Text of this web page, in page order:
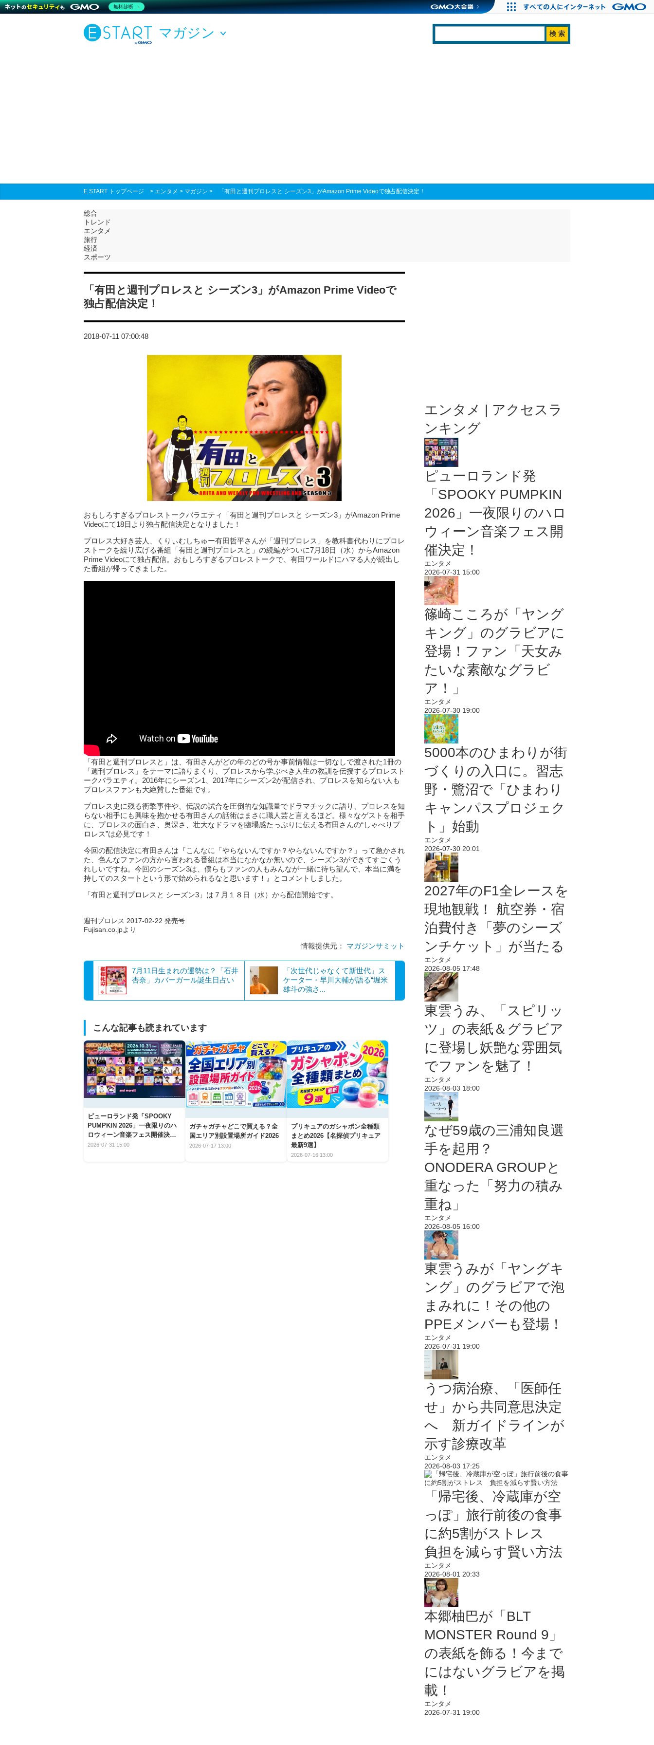
マガジン
E START トップページ > エンタメ > マガジン > 「有田と週刊プロレスと シーズン3」がAmazon Prime Videoで独占配信決定！
総合
トレンド
エンタメ
旅行
経済
スポーツ
「有田と週刊プロレスと シーズン3」がAmazon Prime Videoで
独占配信決定！
2018-07-11 07:00:48
おもしろすぎるプロレストークバラエティ「有田と週刊プロレスと シーズン3」がAmazon Prime
Videoにて18日より独占配信決定となりました！
プロレス大好き芸人、くりぃむしちゅー有田哲平さんが「週刊プロレス」を教科書代わりにプロレ
ストークを繰り広げる番組「有田と週刊プロレスと」の続編がついに7月18日（水）からAmazon
Prime Videoにて独占配信。おもしろすぎるプロレストークで、有田ワールドにハマる人が続出し
た番組が帰ってきました。
「有田と週刊プロレスと」は、有田さんがどの年のどの号か事前情報は一切なしで渡された1冊の
「週刊プロレス」をテーマに語りまくり、プロレスから学ぶべき人生の教訓を伝授するプロレスト
ークバラエティ。2016年にシーズン1、2017年にシーズン2が配信され、プロレスを知らない人も
プロレスファンも大絶賛した番組です。
プロレス史に残る衝撃事件や、伝説の試合を圧倒的な知識量でドラマチックに語り、プロレスを知
らない相手にも興味を抱かせる有田さんの話術はまさに職人芸と言えるほど。様々なゲストを相手
に、プロレスの面白さ、奥深さ、壮大なドラマを臨場感たっぷりに伝える有田さんの“しゃべりプ
ロレス”は必見です！
今回の配信決定に有田さんは『こんなに「やらないんですか？やらないんですか？」って急かされ
た、色んなファンの方から言われる番組は本当になかなか無いので、シーズン3ができてすごくう
れしいですね。今回のシーズン3は、僕らもファンの人もみんなが一緒に待ち望んで、本当に満を
持してのスタートという形で始められるなと思います！』とコメントしました。
「有田と週刊プロレスと シーズン3」は７月１８日（水）から配信開始です。
週刊プロレス 2017-02-22 発売号
Fujisan.co.jpより
情報提供元： マガジンサミット
7月11日生まれの運勢は？「石井
杏奈」カバーガール誕生日占い
「次世代じゃなくて新世代」ス
ケーター・早川大輔が語る“堀米
雄斗の強さ...
こんな記事も読まれています
ピューロランド発「SPOOKY
PUMPKIN 2026」一夜限りのハ
ロウィーン音楽フェス開催決
定！
2026-07-31 15:00
ガチャガチャどこで買える？全
国エリア別設置場所ガイド2026
2026-07-17 13:00
プリキュアのガシャポン全種類
まとめ2026【名探偵プリキュア
最新9選】
2026-07-16 13:00
エンタメ | アクセスラ
ンキング
ピューロランド発
「SPOOKY PUMPKIN
2026」一夜限りのハロ
ウィーン音楽フェス開
催決定！
エンタメ
2026-07-31 15:00
篠崎こころが「ヤング
キング」のグラビアに
登場！ファン「天女み
たいな素敵なグラビ
ア！」
エンタメ
2026-07-30 19:00
5000本のひまわりが街
づくりの入口に。習志
野・鷺沼で「ひまわり
キャンパスプロジェク
ト」始動
エンタメ
2026-07-30 20:01
2027年のF1全レースを
現地観戦！ 航空券・宿
泊費付き「夢のシーズ
ンチケット」が当たる
エンタメ
2026-08-05 17:48
東雲うみ、「スピリッ
ツ」の表紙＆グラビア
に登場し妖艶な雰囲気
でファンを魅了！
エンタメ
2026-08-03 18:00
なぜ59歳の三浦知良選
手を起用？
ONODERA GROUPと
重なった「努力の積み
重ね」
エンタメ
2026-08-05 16:00
東雲うみが「ヤングキ
ング」のグラビアで泡
まみれに！その他の
PPEメンバーも登場！
エンタメ
2026-07-31 19:00
うつ病治療、「医師任
せ」から共同意思決定
へ 新ガイドラインが
示す診療改革
エンタメ
2026-08-03 17:25
「帰宅後、冷蔵庫が空
っぽ」旅行前後の食事
に約5割がストレス
負担を減らす賢い方法
エンタメ
2026-08-01 20:33
本郷柚巴が「BLT
MONSTER Round 9」
の表紙を飾る！今まで
にはないグラビアを掲
載！
エンタメ
2026-07-31 19:00
無料診断